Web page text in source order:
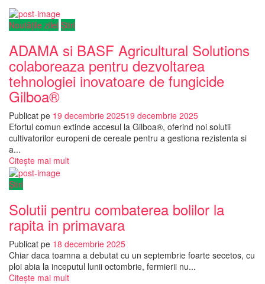
Noutățile zilei Știri
ADAMA si BASF Agricultural Solutions
colaboreaza pentru dezvoltarea
tehnologiei inovatoare de fungicide
Gilboa®
Publicat pe 19 decembrie 202519 decembrie 2025
Efortul comun extinde accesul la Gilboa®, oferind noi solutii
cultivatorilor europeni de cereale pentru a gestiona rezistenta si
a...
Citește mai mult
Știri
Solutii pentru combaterea bolilor la
rapita in primavara
Publicat pe 18 decembrie 2025
Chiar daca toamna a debutat cu un septembrie foarte secetos, cu
ploi abia la inceputul lunii octombrie, fermierii nu...
Citește mai mult